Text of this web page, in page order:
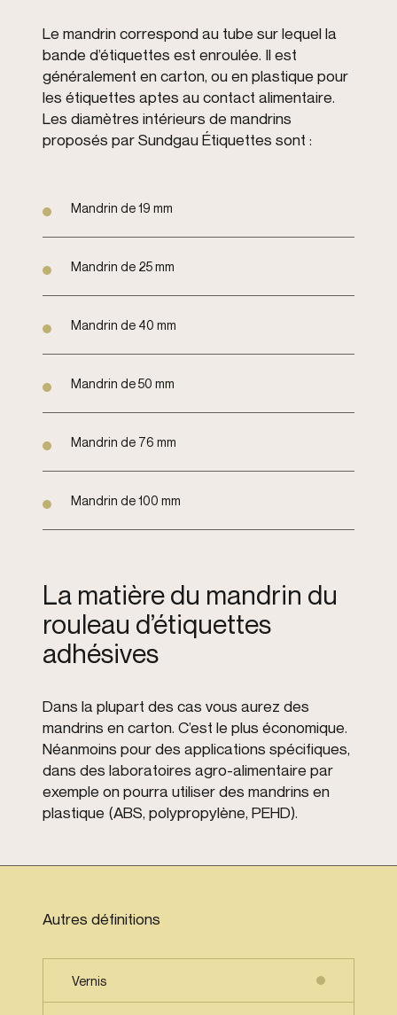
Le mandrin correspond au tube sur lequel la
bande d’étiquettes est enroulée. Il est
généralement en carton, ou en plastique pour
les étiquettes aptes au contact alimentaire.
Les diamètres intérieurs de mandrins
proposés par Sundgau Étiquettes sont :
Mandrin de 19 mm
Mandrin de 25 mm
Mandrin de 40 mm
Mandrin de 50 mm
Mandrin de 76 mm
Mandrin de 100 mm
La matière du mandrin du
rouleau d’étiquettes
adhésives
Dans la plupart des cas vous aurez des
mandrins en carton. C’est le plus économique.
Néanmoins pour des applications spécifiques,
dans des laboratoires agro-alimentaire par
exemple on pourra utiliser des mandrins en
plastique (ABS, polypropylène, PEHD).
Autres définitions
Vernis